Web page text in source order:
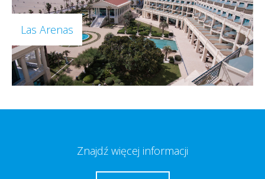
Las Arenas
Znajdź więcej informacji